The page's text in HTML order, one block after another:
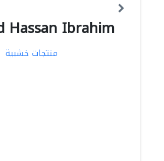
Hassan Ibrahim
منتجات خشبية